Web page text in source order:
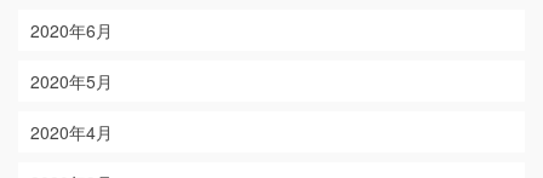
2020年6月
2020年5月
2020年4月